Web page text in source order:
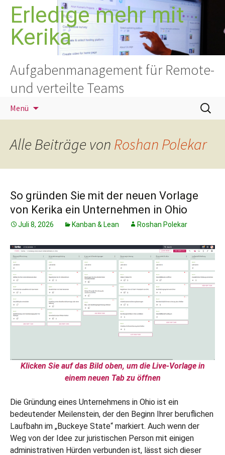
Zum
Inhalt
springen
Erledige mehr mit
Kerika
Aufgabenmanagement für Remote-
und verteilte Teams
Menü
Suchen
nach:
Alle Beiträge von Roshan Polekar
So gründen Sie mit der neuen Vorlage
von Kerika ein Unternehmen in Ohio
Juli 8, 2026 Kanban & Lean Roshan Polekar
Klicken Sie auf das Bild oben, um die Live-Vorlage in
einem neuen Tab zu öffnen
Die Gründung eines Unternehmens in Ohio ist ein
bedeutender Meilenstein, der den Beginn Ihrer beruflichen
Laufbahn im „Buckeye State“ markiert. Auch wenn der
Weg von der Idee zur juristischen Person mit einigen
administrativen Hürden verbunden ist, lässt sich dieser